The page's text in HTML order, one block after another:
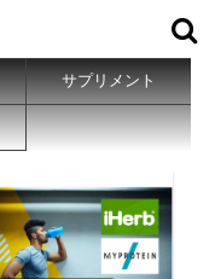
サプリメント